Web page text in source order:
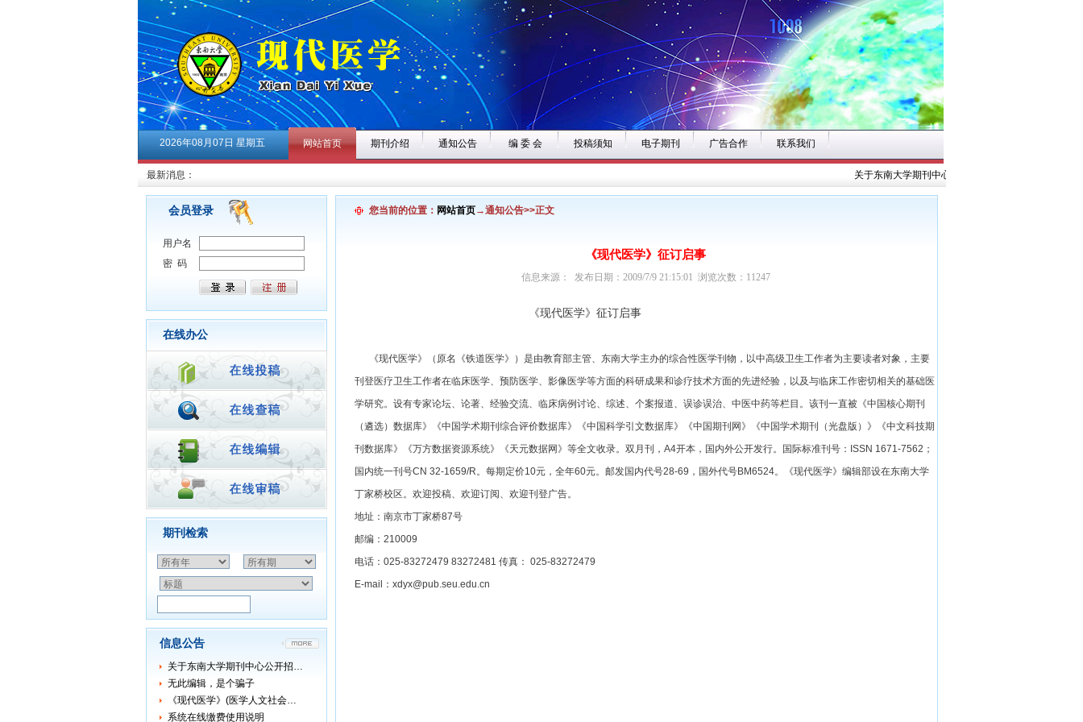
2026年08月07日 星期五 网站首页 期刊介绍 通知公告 编 委 会 投稿须知 电子期刊 广告合作 联系我们
最新消息： 关于东南大学期刊中心公开招募《现代医学》 编委、
会员登录
用户名
密 码
在线办公
期刊检索
信息公告
关于东南大学期刊中心公开招…
无此编辑，是个骗子
《现代医学》(医学人文社会…
系统在线缴费使用说明
您当前的位置： 网站首页→通知公告>>正文
《现代医学》征订启事
信息来源： 发布日期：2009/7/9 21:15:01 浏览次数：11247
《现代医学》征订启事
《现代医学》（原名《铁道医学》）是由教育部主管、东南大学主办的综合性医学刊物，以中高级卫生工作者为主要读者对象，主要
刊登医疗卫生工作者在临床医学、预防医学、影像医学等方面的科研成果和诊疗技术方面的先进经验，以及与临床工作密切相关的基础医
学研究。设有专家论坛、论著、经验交流、临床病例讨论、综述、个案报道、误诊误治、中医中药等栏目。该刊一直被《中国核心期刊
（遴选）数据库》《中国学术期刊综合评价数据库》《中国科学引文数据库》《中国期刊网》《中国学术期刊（光盘版）》《中文科技期
刊数据库》《万方数据资源系统》《天元数据网》等全文收录。双月刊，A4开本，国内外公开发行。国际标准刊号：ISSN 1671-7562；
国内统一刊号CN 32-1659/R。每期定价10元，全年60元。邮发国内代号28-69，国外代号BM6524。《现代医学》编辑部设在东南大学
丁家桥校区。欢迎投稿、欢迎订阅、欢迎刊登广告。
地址：南京市丁家桥87号
邮编：210009
电话：025-83272479 83272481 传真： 025-83272479
E-mail：xdyx@pub.seu.edu.cn